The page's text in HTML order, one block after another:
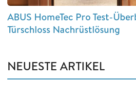
ABUS HomeTec Pro Test-
Türschloss Nachrüstlösung
NEUESTE ARTIKEL